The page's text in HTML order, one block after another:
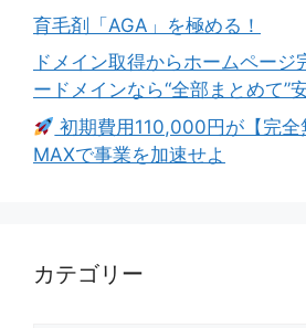
育毛剤「AGA」を極める！
ドメイン取得からホームページ
ードメインなら“全部まとめて”
初期費用110,000円が【完
MAXで事業を加速せよ
カテゴリー